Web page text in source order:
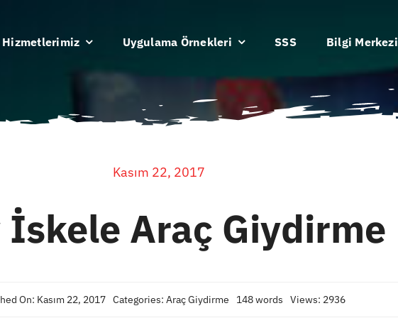
Hizmetlerimiz Uygulama Örnekleri SSS Bilgi Merkezi
Kasım 22, 2017
İskele Araç Giydirme
On: Kasım 22, 2017 Categories: Araç Giydirme 148 words Views: 2936